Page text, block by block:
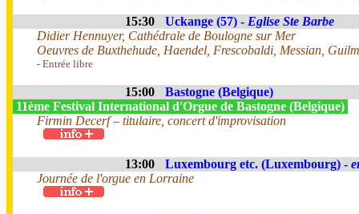
15:30 Uckange (57) - Eglise Ste Barbe
Didier Hennuyer, Cathédrale de Boulogne sur Mer
Oeuvres de Buxthehude, Haendel, Frescobaldi, Messian,
- Entrée libre
15:00
Bastogne (Belgique)
11ème Festival International d'Orgue de Bastogne (Belgique)
Firmin Decerf – titulaire, concert d'improvisation
13:00 Luxembourg etc. (Luxembourg) -
Journée de l'orgue en Lorraine